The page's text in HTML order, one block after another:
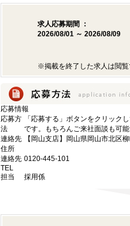
求人応募期間 ：
2026/08/01 ～ 2026/08/09
※掲載を終了した求人は閲覧
応募情報
応募方
法
「応募する」ボタンをクリック
です。もちろんご来社面談も可
連絡先
住所
【岡山支店】岡山県岡山市北区
連絡先
TEL
0120-445-101
担当 採用係